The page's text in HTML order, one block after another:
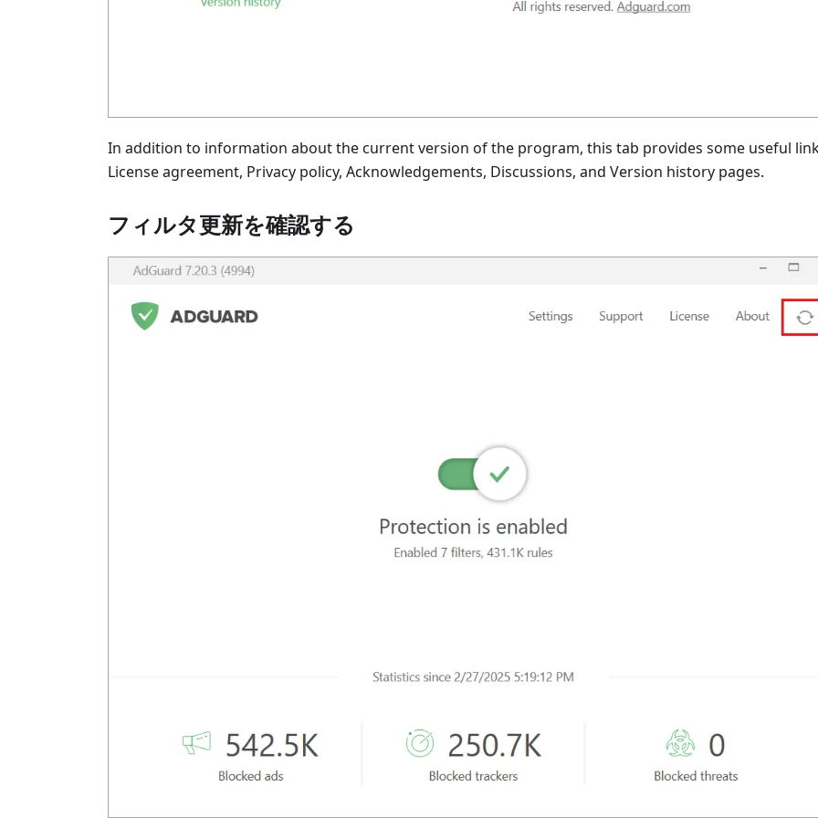
In addition to information about the current version of the program, this tab provides some useful
License agreement, Privacy policy, Acknowledgements, Discussions, and Version history pages.
フィルタ更新を確認する